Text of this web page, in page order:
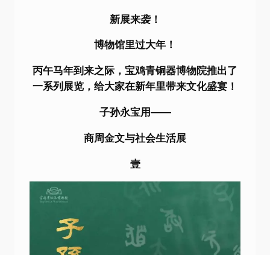
新展来袭！
博物馆里过大年！
丙午马年到来之际，宝鸡青铜器博物院推出了
一系列展览，给大家在新年里带来文化盛宴！
子孙永宝用——
商周金文与社会生活展
壹